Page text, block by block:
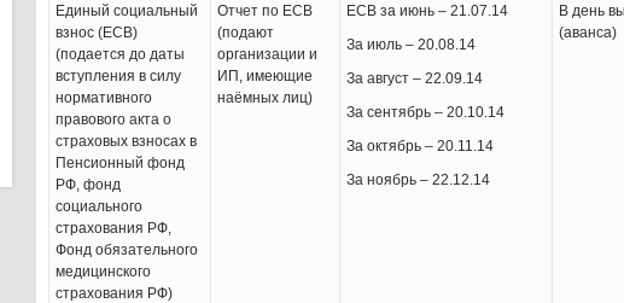
Единый социальный
взнос (ЕСВ)
(подается до даты
вступления в силу
нормативного
правового акта о
страховых взносах в
Пенсионный фонд
РФ, фонд
социального
страхования РФ,
Фонд обязательного
медицинского
страхования РФ)
Отчет по ЕСВ
(подают
организации и
ИП, имеющие
наёмных лиц)
ЕСВ за июнь – 21.07.14
За июль – 20.08.14
За август – 22.09.14
За сентябрь – 20.10.14
За октябрь – 20.11.14
За ноябрь – 22.12.14
В день
(аванса)